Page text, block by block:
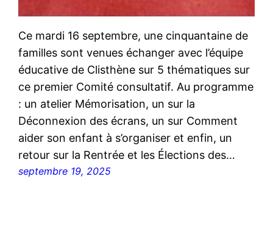
Ce mardi 16 septembre, une cinquantaine de
familles sont venues échanger avec l’équipe
éducative de Clisthène sur 5 thématiques sur
ce premier Comité consultatif. Au programme
: un atelier Mémorisation, un sur la
Déconnexion des écrans, un sur Comment
aider son enfant à s’organiser et enfin, un
retour sur la Rentrée et les Élections des…
septembre 19, 2025